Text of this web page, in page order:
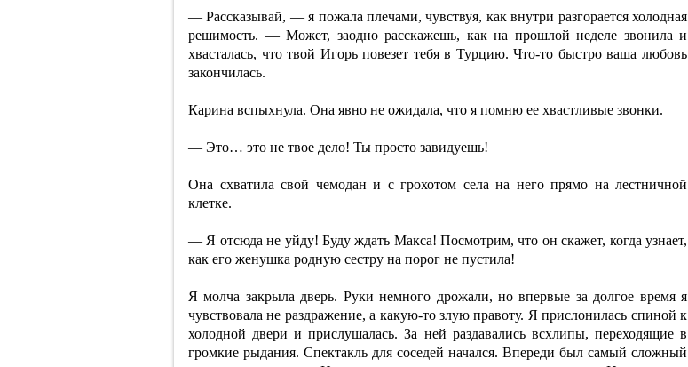
— Рассказывай, — я пожала плечами, чувствуя, как внутри разгорается холодная
решимость. — Может, заодно расскажешь, как на прошлой неделе звонила и
хвасталась, что твой Игорь повезет тебя в Турцию. Что-то быстро ваша любовь
закончилась.
Карина вспыхнула. Она явно не ожидала, что я помню ее хвастливые звонки.
— Это… это не твое дело! Ты просто завидуешь!
Она схватила свой чемодан и с грохотом села на него прямо на лестничной
клетке.
— Я отсюда не уйду! Буду ждать Макса! Посмотрим, что он скажет, когда узнает,
как его женушка родную сестру на порог не пустила!
Я молча закрыла дверь. Руки немного дрожали, но впервые за долгое время я
чувствовала не раздражение, а какую-то злую правоту. Я прислонилась спиной к
холодной двери и прислушалась. За ней раздавались всхлипы, переходящие в
громкие рыдания. Спектакль для соседей начался. Впереди был самый сложный